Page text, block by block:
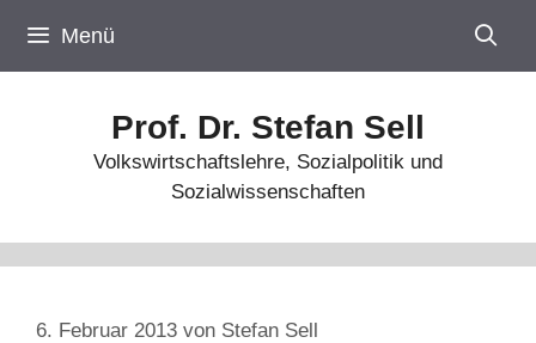
Inhalt
springen
Menü
Prof. Dr. Stefan Sell
Volkswirtschaftslehre, Sozialpolitik und
Sozialwissenschaften
6. Februar 2013 von Stefan Sell